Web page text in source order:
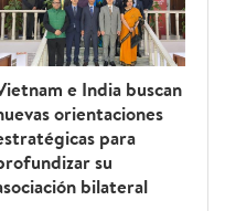
e India buscan
orientaciones
para
su
bilateral